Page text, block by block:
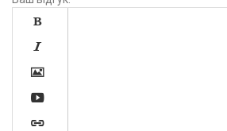




